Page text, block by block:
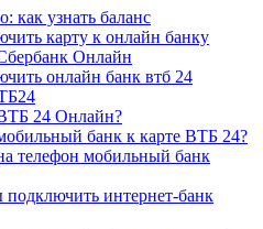
как узнать баланс
карту к онлайн банку
Онлайн
онлайн банк втб 24
24 Онлайн?
банк к карте ВТБ 24?
телефон мобильный банк
интернет-банк